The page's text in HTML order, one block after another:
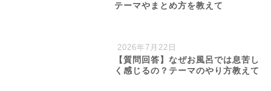
テーマやまとめ方を教えて
2026年7月22日
【質問回答】なぜお風呂では息苦し
く感じるの？テーマのやり方教えて